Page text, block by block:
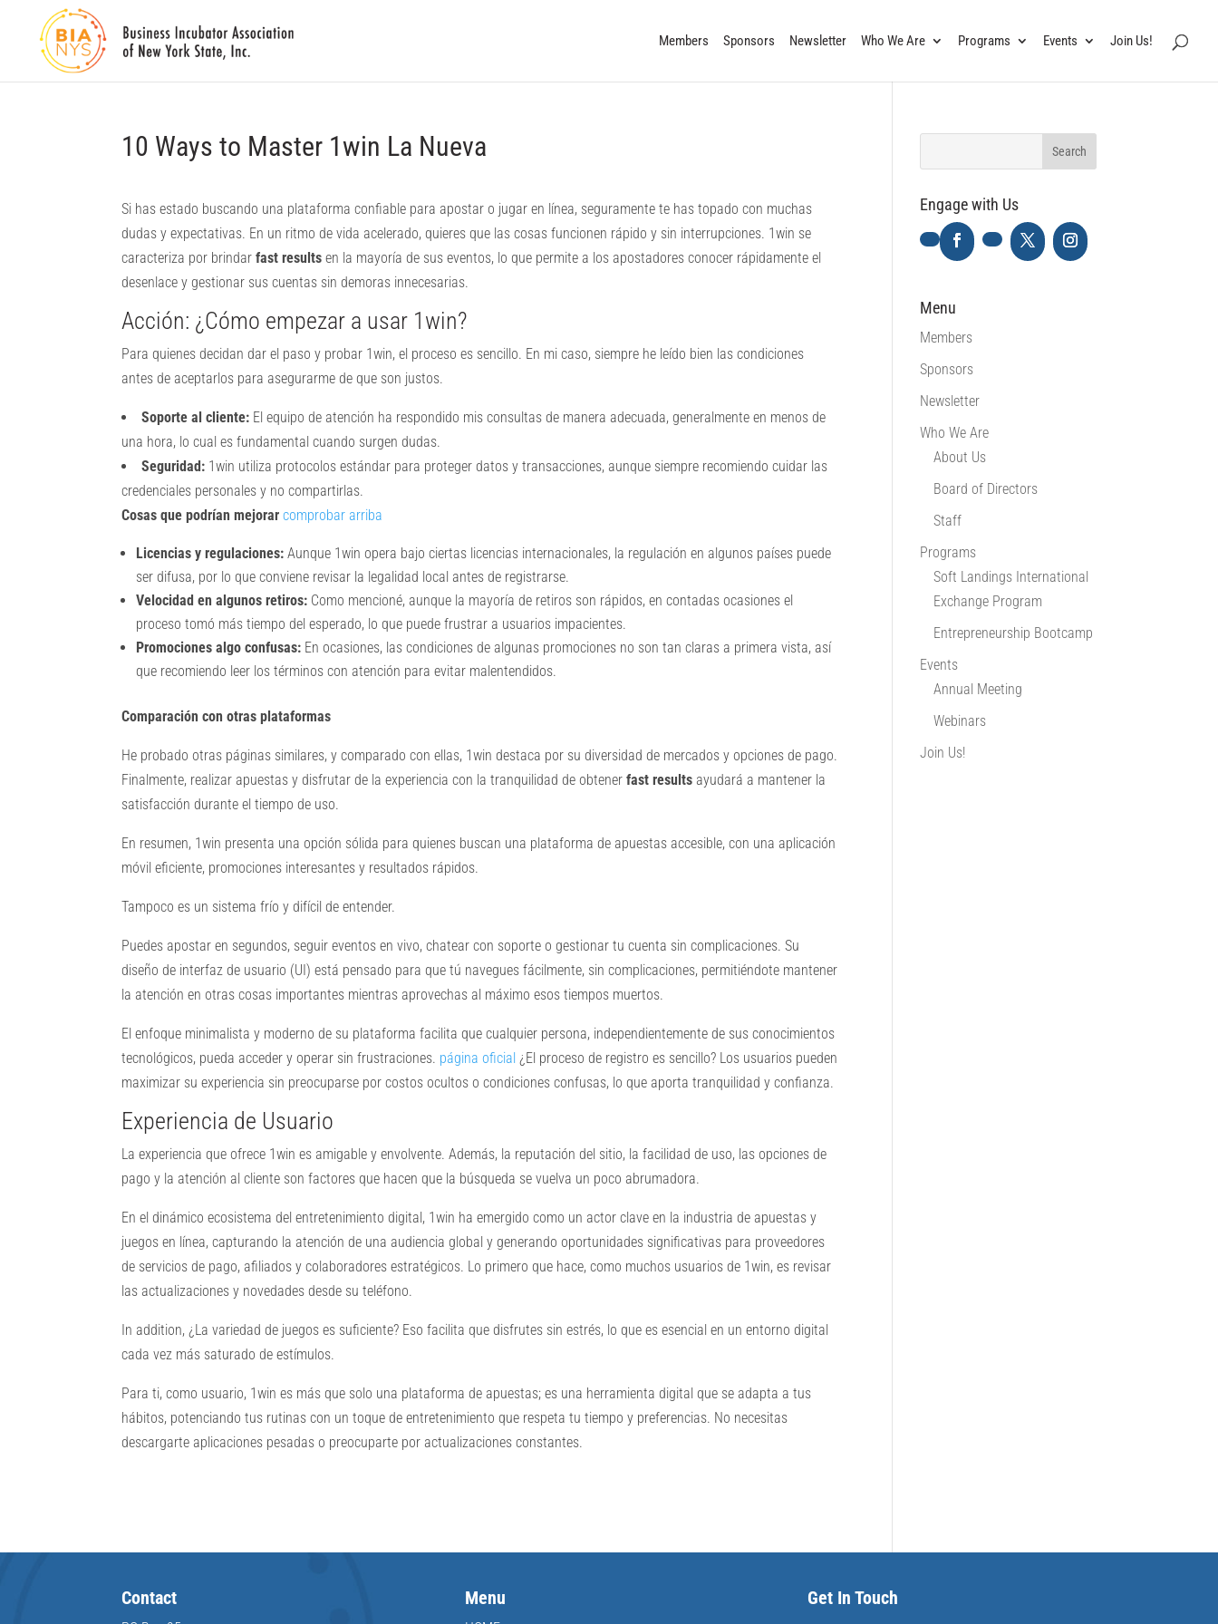
Members Sponsors Newsletter Who We Are Programs Events Join Us!
10 Ways to Master 1win La Nueva
Si has estado buscando una plataforma confiable para apostar o jugar en línea, seguramente te has topado con muchas
dudas y expectativas. En un ritmo de vida acelerado, quieres que las cosas funcionen rápido y sin interrupciones. 1win se
caracteriza por brindarfast results en la mayoría de sus eventos, lo que permite a los apostadores conocer rápidamente el
desenlace y gestionar sus cuentas sin demoras innecesarias.
Acción: ¿Cómo empezar a usar 1win?
Para quienes decidan dar el paso y probar 1win, el proceso es sencillo. En mi caso, siempre he leído bien las condiciones
antes de aceptarlos para asegurarme de que son justos.
Soporte al cliente: El equipo de atención ha respondido mis consultas de manera adecuada, generalmente en menos de
una hora, lo cual es fundamental cuando surgen dudas.
Seguridad: 1win utiliza protocolos estándar para proteger datos y transacciones, aunque siempre recomiendo cuidar las
credenciales personales y no compartirlas.
Cosas que podrían mejorar comprobar arriba
Licencias y regulaciones: Aunque 1win opera bajo ciertas licencias internacionales, la regulación en algunos países puede
ser difusa, por lo que conviene revisar la legalidad local antes de registrarse.
Velocidad en algunos retiros: Como mencioné, aunque la mayoría de retiros son rápidos, en contadas ocasiones el
proceso tomó más tiempo del esperado, lo que puede frustrar a usuarios impacientes.
Promociones algo confusas: En ocasiones, las condiciones de algunas promociones no son tan claras a primera vista, así
que recomiendo leer los términos con atención para evitar malentendidos.
Comparación con otras plataformas
He probado otras páginas similares, y comparado con ellas, 1win destaca por su diversidad de mercados y opciones de pago.
Finalmente, realizar apuestas y disfrutar de la experiencia con la tranquilidad de obtenerfast results ayudará a mantener la
satisfacción durante el tiempo de uso.
En resumen, 1win presenta una opción sólida para quienes buscan una plataforma de apuestas accesible, con una aplicación
móvil eficiente, promociones interesantes y resultados rápidos.
Tampoco es un sistema frío y difícil de entender.
Puedes apostar en segundos, seguir eventos en vivo, chatear con soporte o gestionar tu cuenta sin complicaciones. Su
diseño de interfaz de usuario (UI) está pensado para que tú navegues fácilmente, sin complicaciones, permitiéndote mantener
la atención en otras cosas importantes mientras aprovechas al máximo esos tiempos muertos.
El enfoque minimalista y moderno de su plataforma facilita que cualquier persona, independientemente de sus conocimientos
tecnológicos, pueda acceder y operar sin frustraciones. página oficial ¿El proceso de registro es sencillo? Los usuarios pueden
maximizar su experiencia sin preocuparse por costos ocultos o condiciones confusas, lo que aporta tranquilidad y confianza.
Experiencia de Usuario
La experiencia que ofrece 1win es amigable y envolvente. Además, la reputación del sitio, la facilidad de uso, las opciones de
pago y la atención al cliente son factores que hacen que la búsqueda se vuelva un poco abrumadora.
En el dinámico ecosistema del entretenimiento digital, 1win ha emergido como un actor clave en la industria de apuestas y
juegos en línea, capturando la atención de una audiencia global y generando oportunidades significativas para proveedores
de servicios de pago, afiliados y colaboradores estratégicos. Lo primero que hace, como muchos usuarios de 1win, es revisar
las actualizaciones y novedades desde su teléfono.
In addition, ¿La variedad de juegos es suficiente? Eso facilita que disfrutes sin estrés, lo que es esencial en un entorno digital
cada vez más saturado de estímulos.
Para ti, como usuario, 1win es más que solo una plataforma de apuestas; es una herramienta digital que se adapta a tus
hábitos, potenciando tus rutinas con un toque de entretenimiento que respeta tu tiempo y preferencias. No necesitas
descargarte aplicaciones pesadas o preocuparte por actualizaciones constantes.
Engage with Us
Menu
Members
Sponsors
Newsletter
Who We Are
About Us
Board of Directors
Staff
Programs
Soft Landings International
Exchange Program
Entrepreneurship Bootcamp
Events
Annual Meeting
Webinars
Join Us!
Contact Menu Get In Touch